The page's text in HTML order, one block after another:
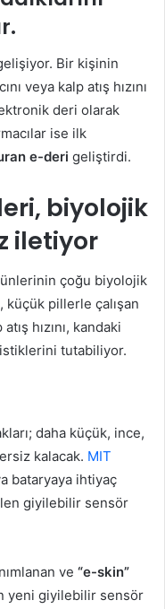
Bir kişinin
veya kalp atış hızını
deri olarak
ise ilk
e-deri geliştirdi.
biyolojik
iletiyor
çoğu biyolojik
pillerle çalışan
hızını, kandaki
tutabiliyor.
daha küçük, ince,
kalacak. MIT
bataryaya ihtiyaç
giyilebilir sensör
ve “e-skin”
yeni giyilebilir sensör